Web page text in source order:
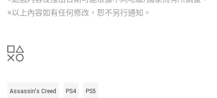
※以上內容如有任何修改，恕不另行通知。
Assassin's Creed PS4 PS5